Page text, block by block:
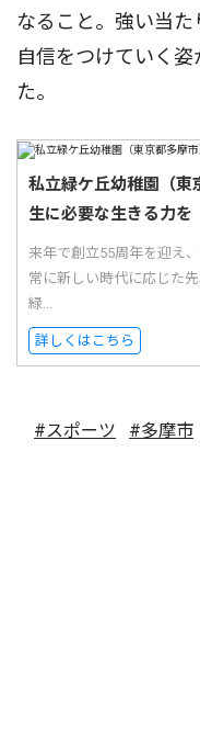
なること。強い当
自信をつけていく
た。
私立緑ケ丘幼稚園（
生に必要な生きる力を
来年で創立55周年を迎え
常に新しい時代に応じた
緑...
詳しくはこちら
#スポーツ #多摩市